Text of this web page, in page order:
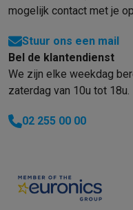
mogelijk contact met je
Stuur ons een mail
Bel de klantendienst
We zijn elke weekdag
zaterdag van 10u tot 18u.
02 255 00 00